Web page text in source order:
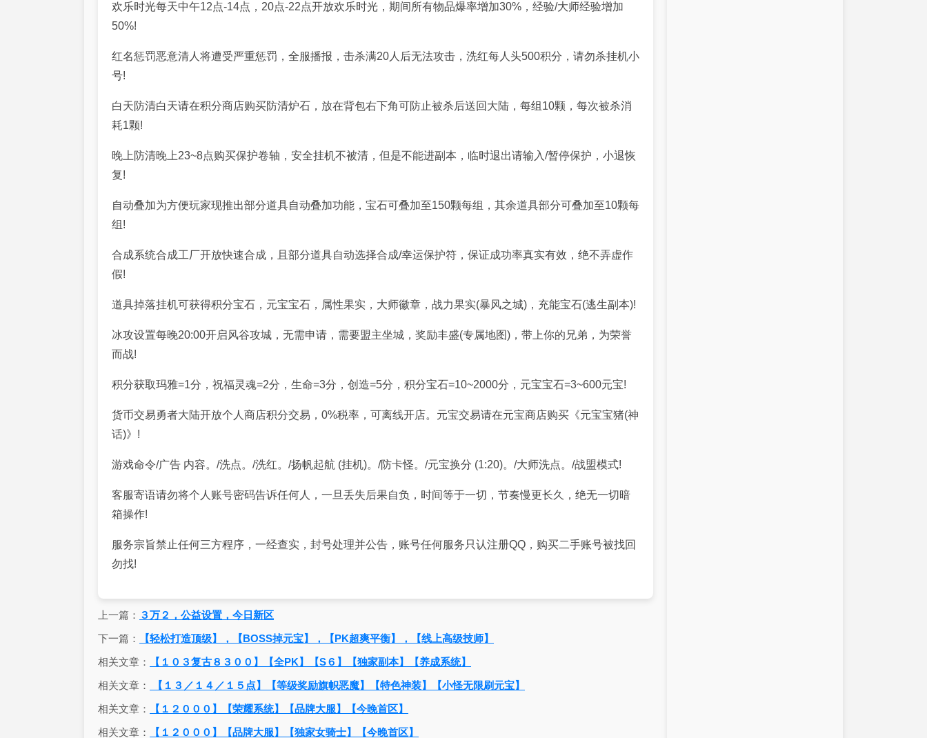
欢乐时光每天中午12点-14点，20点-22点开放欢乐时光，期间所有物品爆率增加30%，经验/大师经验增加
50%!
红名惩罚恶意清人将遭受严重惩罚，全服播报，击杀满20人后无法攻击，洗红每人头500积分，请勿杀挂机小
号!
白天防清白天请在积分商店购买防清炉石，放在背包右下角可防止被杀后送回大陆，每组10颗，每次被杀消
耗1颗!
晚上防清晚上23~8点购买保护卷轴，安全挂机不被清，但是不能进副本，临时退出请输入/暂停保护，小退恢
复!
自动叠加为方便玩家现推出部分道具自动叠加功能，宝石可叠加至150颗每组，其余道具部分可叠加至10颗每
组!
合成系统合成工厂开放快速合成，且部分道具自动选择合成/幸运保护符，保证成功率真实有效，绝不弄虚作
假!
道具掉落挂机可获得积分宝石，元宝宝石，属性果实，大师徽章，战力果实(暴风之城)，充能宝石(逃生副本)!
冰攻设置每晚20:00开启风谷攻城，无需申请，需要盟主坐城，奖励丰盛(专属地图)，带上你的兄弟，为荣誉
而战!
积分获取玛雅=1分，祝福灵魂=2分，生命=3分，创造=5分，积分宝石=10~2000分，元宝宝石=3~600元宝!
货币交易勇者大陆开放个人商店积分交易，0%税率，可离线开店。元宝交易请在元宝商店购买《元宝宝猪(神
话)》!
游戏命令/广告 内容。/洗点。/洗红。/扬帆起航 (挂机)。/防卡怪。/元宝换分 (1:20)。/大师洗点。/战盟模式!
客服寄语请勿将个人账号密码告诉任何人，一旦丢失后果自负，时间等于一切，节奏慢更长久，绝无一切暗
箱操作!
服务宗旨禁止任何三方程序，一经查实，封号处理并公告，账号任何服务只认注册QQ，购买二手账号被找回
勿找!
上一篇： ３万２，公益设置，今日新区
下一篇：
【轻松打造顶级】，【BOSS掉元宝】，【PK超爽平衡】，【线上高级技师】
相关文章：
【１０３复古８３００】【全PK】【S６】【独家副本】【养成系统】
相关文章：
【１３／１４／１５点】【等级奖励旗帜恶魔】【特色神装】【小怪无限刷元宝】
相关文章：
【１２０００】【荣耀系统】【品牌大服】【今晚首区】
相关文章：
【１２０００】【品牌大服】【独家女骑士】【今晚首区】